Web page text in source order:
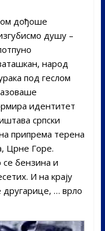
дођоше
душу –
народ
под геслом
идентитет
српски
припрема терена
Црне Горе.
бензина и
И на крају
другарице, … врло